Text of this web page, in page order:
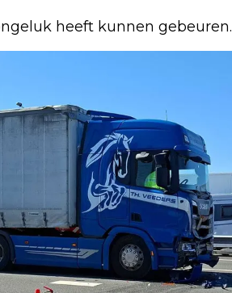
heeft kunnen gebeuren.